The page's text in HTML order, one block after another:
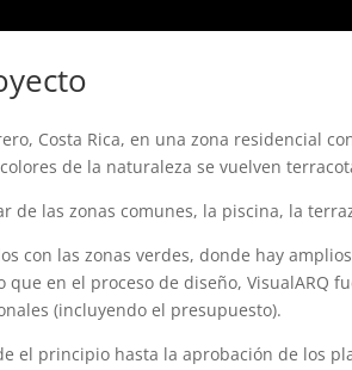
Costa Rica, en una zona residencial
de la naturaleza se vuelven
de las zonas comunes, la piscina, la
con las zonas verdes, donde hay
que en el proceso de diseño,
(incluyendo el presupuesto).
el principio hasta la aprobación de los